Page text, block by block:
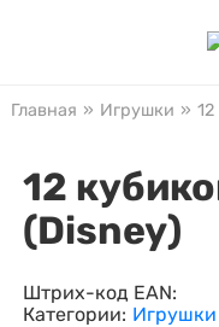
Главная » Игрушки »
12
(Disney)
Штрих-код EAN:
Категории: Игрушки